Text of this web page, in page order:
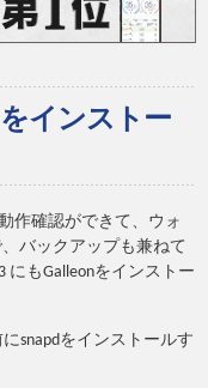
をインストー
作確認ができて、ウォ
バックアップも兼ねて
にもGalleonをインストー
snapdをインストールす